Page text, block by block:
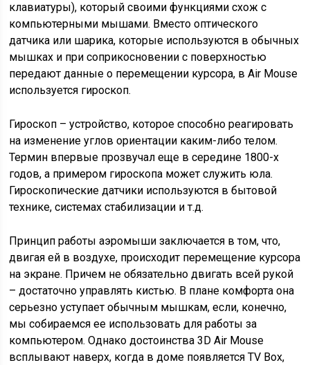
клавиатуры), который своими функциями схож с
компьютерными мышами. Вместо оптического
датчика или шарика, которые используются в обычных
мышках и при соприкосновении с поверхностью
передают данные о перемещении курсора, в Air Mouse
используется гироскоп.
Гироскоп – устройство, которое способно реагировать
на изменение углов ориентации каким-либо телом.
Термин впервые прозвучал еще в середине 1800-х
годов, а примером гироскопа может служить юла.
Гироскопические датчики используются в бытовой
технике, системах стабилизации и т.д.
Принцип работы аэромыши заключается в том, что,
двигая ей в воздухе, происходит перемещение курсора
на экране. Причем не обязательно двигать всей рукой
– достаточно управлять кистью. В плане комфорта она
серьезно уступает обычным мышкам, если, конечно,
мы собираемся ее использовать для работы за
компьютером. Однако достоинства 3D Air Mouse
всплывают наверх, когда в доме появляется TV Box,